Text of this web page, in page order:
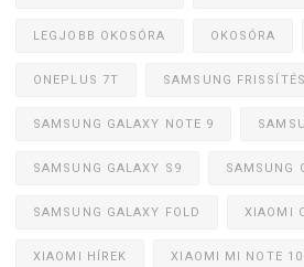
LEGJOBB OKOSÓRA OKOSÓRA
ONEPLUS 7T SAMSUNG FRISSÍTÉS
SAMSUNG GALAXY NOTE 9
SAMSUNG GALAXY S9 SAMSUNG
SAMSUNG GALAXY FOLD XIAOMI
XIAOMI HÍREK XIAOMI MI NOTE 10